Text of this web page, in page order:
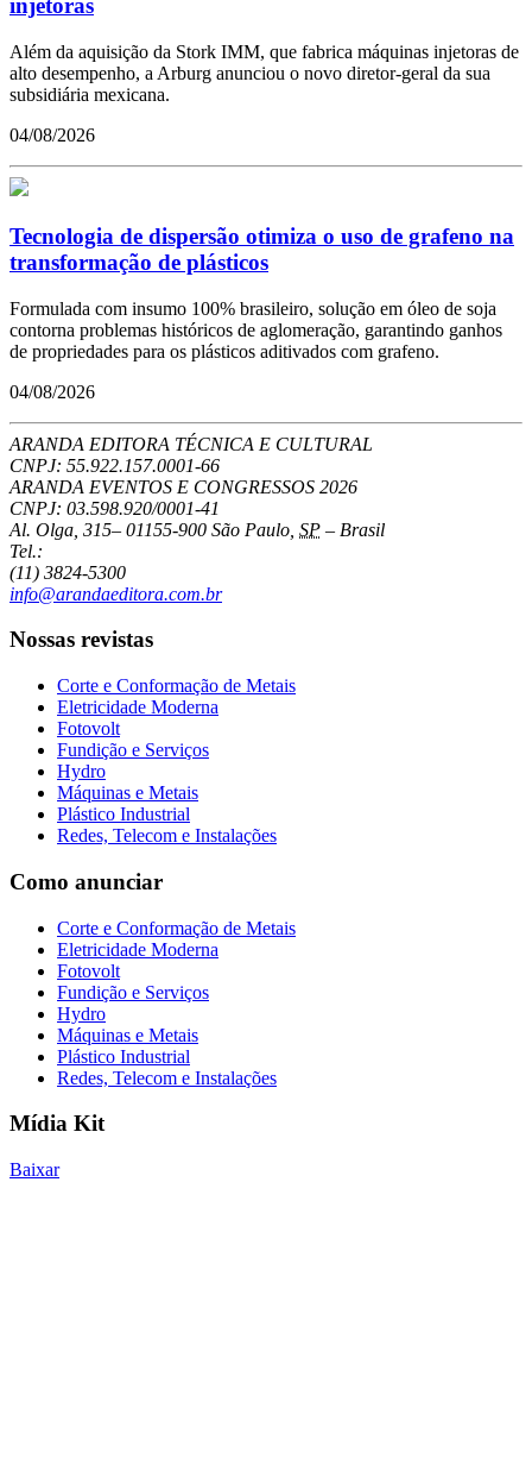
injetoras
Além da aquisição da Stork IMM, que fabrica máquinas injetoras de
alto desempenho, a Arburg anunciou o novo diretor-geral da sua
subsidiária mexicana.
04/08/2026
Tecnologia de dispersão otimiza o uso de grafeno na
transformação de plásticos
Formulada com insumo 100% brasileiro, solução em óleo de soja
contorna problemas históricos de aglomeração, garantindo ganhos
de propriedades para os plásticos aditivados com grafeno.
04/08/2026
ARANDA EDITORA TÉCNICA E CULTURAL
CNPJ: 55.922.157.0001-66
ARANDA EVENTOS E CONGRESSOS 2026
CNPJ: 03.598.920/0001-41
Al. Olga, 315– 01155-900 São Paulo SP – Brasil
Tel.:
(11) 3824-5300
info@arandaeditora.com.br
Nossas revistas
Corte e Conformação de Metais
Eletricidade Moderna
Fotovolt
Fundição e Serviços
Hydro
Máquinas e Metais
Plástico Industrial
Redes, Telecom e Instalações
Como anunciar
Corte e Conformação de Metais
Eletricidade Moderna
Fotovolt
Fundição e Serviços
Hydro
Máquinas e Metais
Plástico Industrial
Redes, Telecom e Instalações
Mídia Kit
Baixar